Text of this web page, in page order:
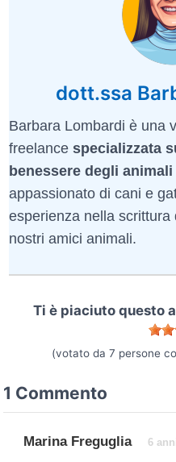
dott.ssa
Barbara Lombardi è una
freelance specializzata
benessere degli
appassionato di cani e
esperienza nella
nostri amici animali.
Ti è piaciuto questo
(votato da 7 persone
1 Commento
Marina Freguglia 6